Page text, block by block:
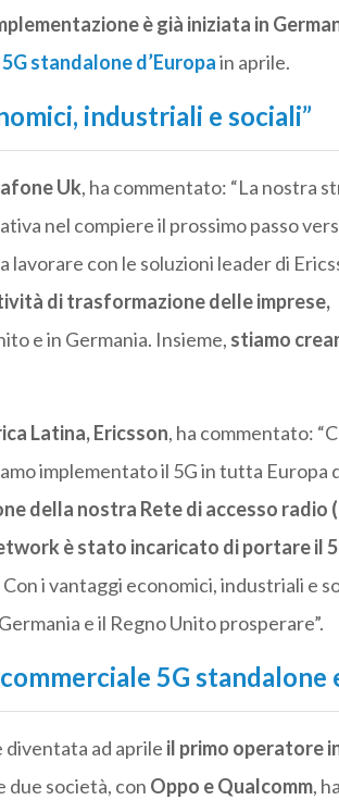
è già iniziata in
standalone d’Europain aprile.
industriali e sociali”
Uk, ha commentato: “La nostra
nel compiere il prossimo passo
lavorare con le soluzioni leader di
di trasformazione delle imprese,
e in Germania. Insieme, stiamo
Latina, Ericsson, ha commentato:
implementato il 5G in tutta Europa
della nostra Rete di accesso radio
è stato incaricato di portare il
i vantaggi economici, industriali e
e il Regno Unito prosperare”.
5G standalone
diventata ad aprile il primo operatore
due società, con Oppo e Qualcomm,